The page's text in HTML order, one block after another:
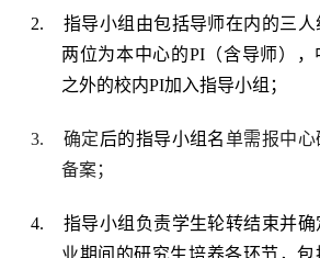
2.
指导小组由包括导师在内的三
两位为本中心的PI（含导师），
之外的校内PI加入指导小组；
3. 确定后的指导小组名单需报中
备案；
4.
指导小组负责学生轮转结束并
业期间的研究生培养各环节，